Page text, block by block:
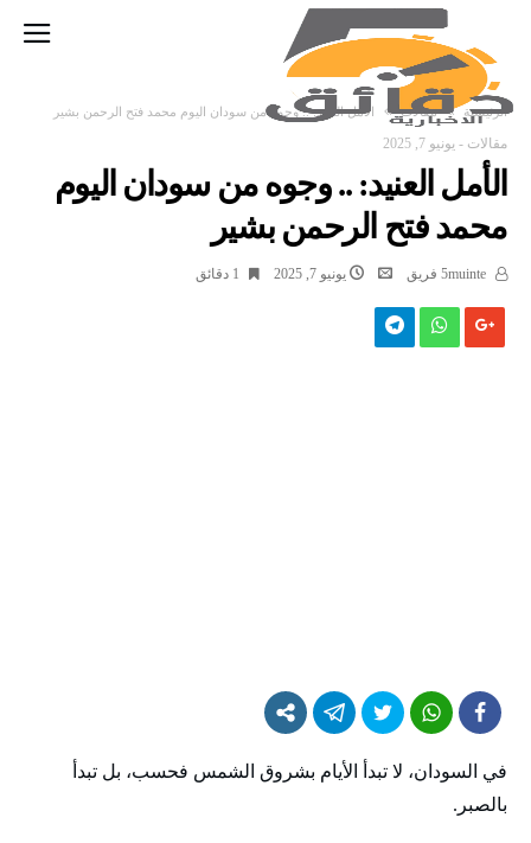
‫الرئيسية‬ مقالات الأمل العنيد: .. وجوه من سودان اليوم محمد فتح الرحمن بشير
مقالات - يونيو 7, 2025
الأمل العنيد: .. وجوه من سودان اليوم
محمد فتح الرحمن بشير
يونيو 7, 2025 1 ‫دقائق‬
في السودان، لا تبدأ الأيام بشروق الشمس فحسب، بل تبدأ
بالصبر.